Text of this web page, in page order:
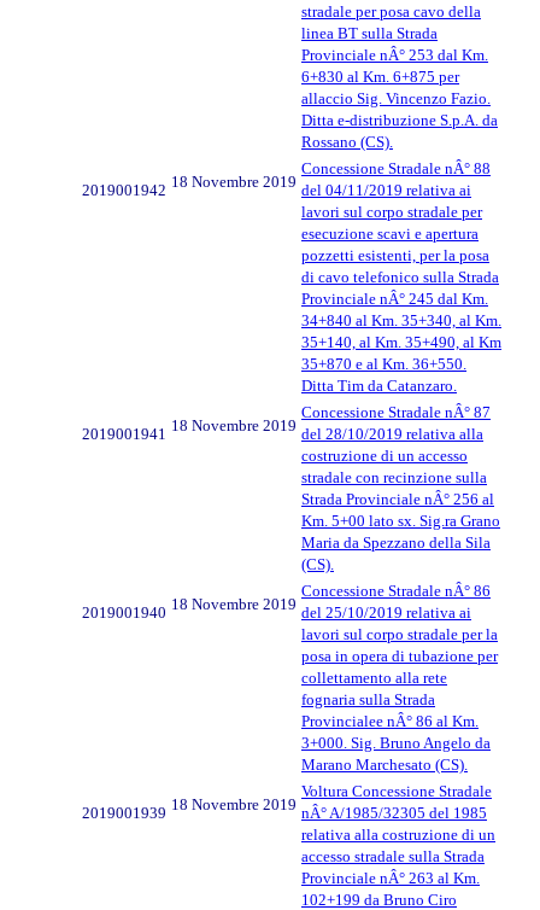
stradale per posa cavo della
linea BT sulla Strada
Provinciale nÂ° 253 dal Km.
6+830 al Km. 6+875 per
allaccio Sig. Vincenzo Fazio.
Ditta e-distribuzione S.p.A. da
Rossano (CS).
2019001942 18 Novembre 2019
Concessione Stradale nÂ° 88
del 04/11/2019 relativa ai
lavori sul corpo stradale per
esecuzione scavi e apertura
pozzetti esistenti, per la posa
di cavo telefonico sulla Strada
Provinciale nÂ° 245 dal Km.
34+840 al Km. 35+340, al Km.
35+140, al Km. 35+490, al Km
35+870 e al Km. 36+550.
Ditta Tim da Catanzaro.
2019001941 18 Novembre 2019
Concessione Stradale nÂ° 87
del 28/10/2019 relativa alla
costruzione di un accesso
stradale con recinzione sulla
Strada Provinciale nÂ° 256 al
Km. 5+00 lato sx. Sig.ra Grano
Maria da Spezzano della Sila
(CS).
2019001940 18 Novembre 2019
Concessione Stradale nÂ° 86
del 25/10/2019 relativa ai
lavori sul corpo stradale per la
posa in opera di tubazione per
collettamento alla rete
fognaria sulla Strada
Provincialee nÂ° 86 al Km.
3+000. Sig. Bruno Angelo da
Marano Marchesato (CS).
2019001939 18 Novembre 2019
Voltura Concessione Stradale
nÂ° A/1985/32305 del 1985
relativa alla costruzione di un
accesso stradale sulla Strada
Provinciale nÂ° 263 al Km.
102+199 da Bruno Ciro